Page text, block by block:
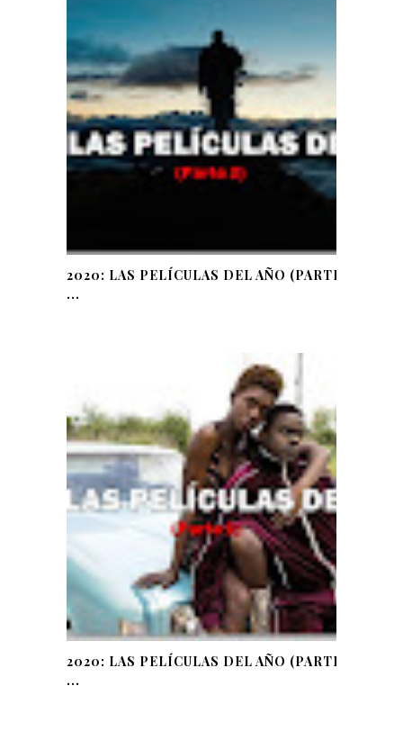
2020: LAS PELÍCULAS DEL AÑO (PARTE
...
2020: LAS PELÍCULAS DEL AÑO (PARTE
...